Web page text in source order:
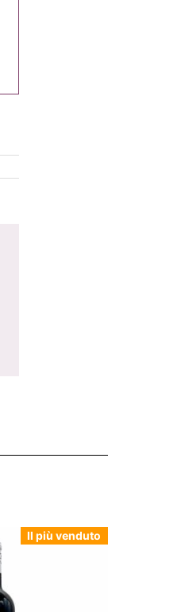
Il più venduto